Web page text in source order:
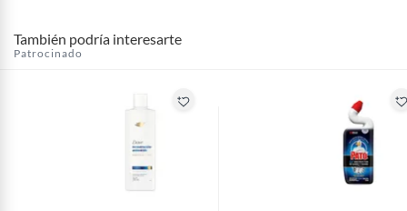
También podría interesarte
Patrocinado